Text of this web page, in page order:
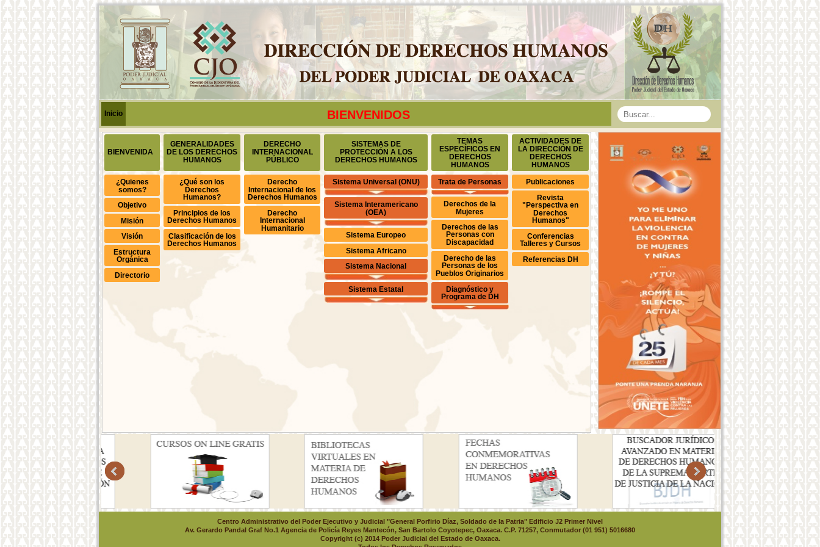
Inicio BIENVENIDOS
BIENVENIDA
GENERALIDADES
DE LOS DERECHOS
HUMANOS
DERECHO
INTERNACIONAL
PÚBLICO
SISTEMAS DE
PROTECCIÓN A LOS
DERECHOS HUMANOS
TEMAS
ESPECÍFICOS EN
DERECHOS
HUMANOS
ACTIVIDADES DE
LA DIRECCIÓN DE
DERECHOS
HUMANOS
¿Quienes
somos?
Objetivo
Misión
Visión
Estructura
Orgánica
Directorio
¿Qué son los
Derechos
Humanos?
Principios de los
Derechos Humanos
Clasificación de los
Derechos Humanos
Derecho
Internacional de los
Derechos Humanos
Derecho
Internacional
Humanitario
Sistema Universal (ONU)
Sistema Interamericano
(OEA)
Sistema Europeo
Sistema Africano
Sistema Nacional
Sistema Estatal
Trata de Personas
Derechos de la
Mujeres
Derechos de las
Personas con
Discapacidad
Derecho de las
Personas de los
Pueblos Originarios
Diagnóstico y
Programa de DH
Publicaciones
Revista
"Perspectiva en
Derechos
Humanos"
Conferencias
Talleres y Cursos
Referencias DH
Centro Administrativo del Poder Ejecutivo y Judicial "General Porfirio Díaz, Soldado de la Patria" Edificio J2 Primer Nivel
Av. Gerardo Pandal Graf No.1 Agencia de Policía Reyes Mantecón, San Bartolo Coyotepec, Oaxaca. C.P. 71257, Conmutador (01 951) 5016680
Copyright (c) 2014 Poder Judicial del Estado de Oaxaca.